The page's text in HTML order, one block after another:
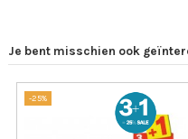
Je bent misschien ook
-25%